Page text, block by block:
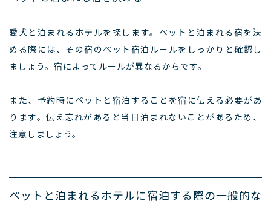
愛犬と泊まれるホテルを探します。ペットと泊まれる宿を決
める際には、その宿のペット宿泊ルールをしっかりと確認し
ましょう。宿によってルールが異なるからです。
また、予約時にペットと宿泊することを宿に伝える必要があ
ります。伝え忘れがあると当日泊まれないことがあるため、
注意しましょう。
ペットと泊まれるホテルに宿泊する際の一般的な